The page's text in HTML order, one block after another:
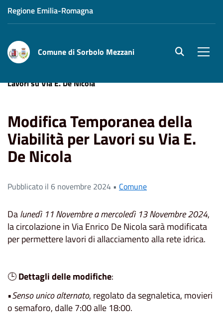
Regione Emilia-Romagna
Comune di Sorbolo Mezzani site.searc
Lavori su Via E. De Nicola
Modifica Temporanea della
Viabilità per Lavori su Via E.
De Nicola
Pubblicato il 6 novembre 2024 • Comune
Dalunedì 11 Novembre a mercoledì 13 Novembre 2024,
la circolazione in Via Enrico De Nicola sarà modificata
per permettere lavori di allacciamento alla rete idrica.
🕒Dettagli delle modifiche:
•Senso unico alternato, regolato da segnaletica, movieri
o semaforo, dalle 7:00 alle 18:00.